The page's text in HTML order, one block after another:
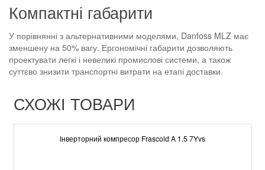
Компактні габарити
У порівнянні з альтернативними моделями, Danfoss MLZ має
зменшену на 50% вагу. Ергономічні габарити дозволяють
проектувати легкі і невеликі промислові системи, а також
суттєво знизити транспортні витрати на етапі доставки.
СХОЖІ ТОВАРИ
Інверторний компресор Frascold A 1.5 7Yvs